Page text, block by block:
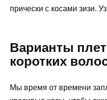
прически с косами зизи.
Варианты
коротких
Мы время от времени